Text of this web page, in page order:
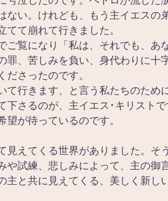
ない。けれども、もう主イエスの
て崩れて行きました。
覧になり「私は、それでも、あ
、苦しみを負い、身代わりに十
さったのです。
行きます、と言う私たちのため
さるのが、主イエス･キリスト
が待っているのです。
えてくる世界がありました。そ
試練、悲しみによって、主の御
主と共に見えてくる、美しく新し